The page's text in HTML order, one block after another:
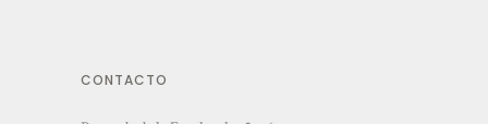
CONTACTO